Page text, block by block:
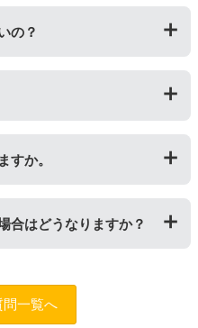
して製造された大量生産さ
い価格になっております。
ラム(感光体ユニット)」は
ので、トナーカートリッジ
。
字できる枚数が異なってい
合は、必ず分離してから新
。
の？
印刷が可能なエコッテオリ
ざいます。
、レビューをご投稿いただ
長されます。
ようお願いいたします。
すか。
応することができません。
よくご確認ください。な
までお問い合わせくださ
合はどうなりますか？
けておりますので、ご購入
問一覧へ